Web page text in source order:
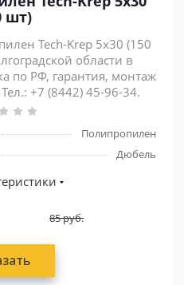
шт)
Tech-Krep 5х30 (150
области в
по РФ, гарантия, монтаж
+7 (8442) 45-96-34.
Полипропилен
Дюбель
85руб.